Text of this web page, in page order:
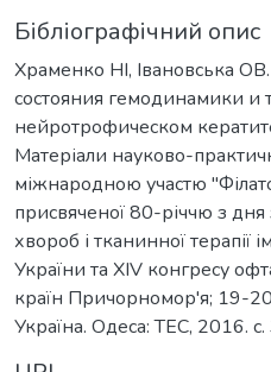
Бібліографічний опис
Храменко НІ, Івановська
состояния гемодинамики
нейротрофическом
Матеріали науково-
міжнародною участю
присвяченої 80-річчю з дня
хвороб і тканинної
України та XIV конгресу
країн Причорномор'я; 19-
Україна. Одеса: ТЕС, 2016.